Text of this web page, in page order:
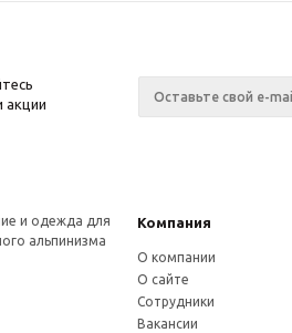
акции
и одежда для
альпинизма
Компания
О компании
О сайте
Сотрудники
Вакансии